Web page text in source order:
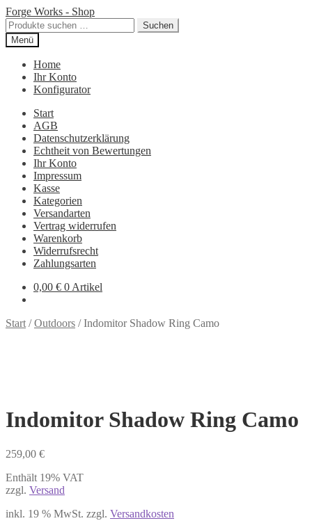
Zur
Navigation
springen
Zum
Inhalt
springen
Forge Works - Shop
Suchen
nach:
Suchen
Menü
Home
Ihr Konto
Konfigurator
Start
AGB
Datenschutzerklärung
Echtheit von Bewertungen
Ihr Konto
Impressum
Kasse
Kategorien
Versandarten
Vertrag widerrufen
Warenkorb
Widerrufsrecht
Zahlungsarten
0,00 € 0 Artikel
Start /Outdoors /Indomitor Shadow Ring Camo
Indomitor Shadow Ring Camo
259,00 €
Enthält 19% VAT
zzgl. Versand
inkl. 19 % MwSt. zzgl. Versandkosten